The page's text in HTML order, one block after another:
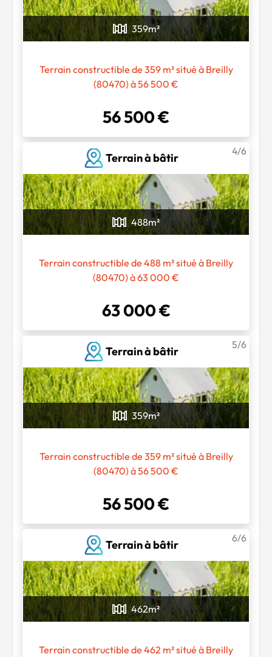
Chargement...
359m²
Terrain constructible de 359 m² situé à Breilly
(80470) à 56 500 €
56 500 €
Terrain à bâtir
4/6
488m²
Terrain constructible de 488 m² situé à Breilly
(80470) à 63 000 €
63 000 €
Terrain à bâtir
5/6
359m²
Terrain constructible de 359 m² situé à Breilly
(80470) à 56 500 €
56 500 €
Terrain à bâtir
6/6
462m²
Terrain constructible de 462 m² situé à Breilly